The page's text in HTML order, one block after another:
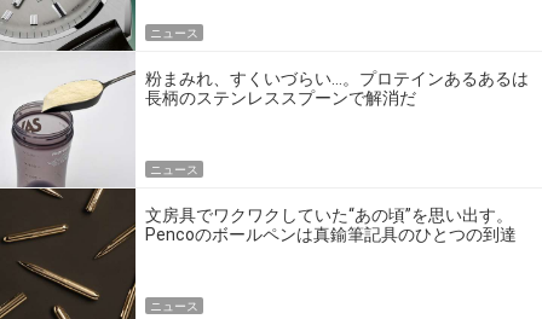
ニュース
粉まみれ、すくいづらい…。プロテインあるあるは
長柄のステンレススプーンで解消だ
ニュース
文房具でワクワクしていた“あの頃”を思い出す。
Pencoのボールペンは真鍮筆記具のひとつの到達
ニュース